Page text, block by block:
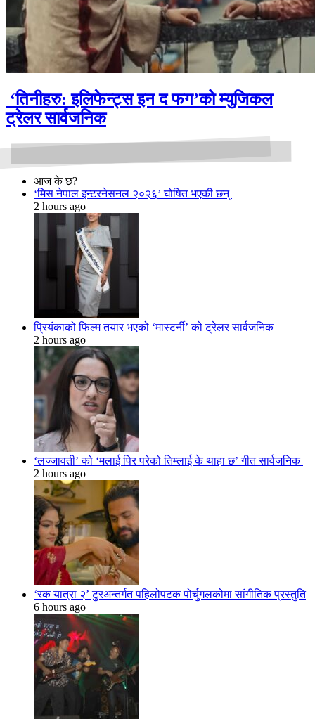
‘तिनीहरु: इलिफेन्ट्स इन द फग’को म्युजिकल
ट्रेलर सार्वजनिक
आज के छ?
‘मिस नेपाल इन्टरनेसनल २०२६’ घोषित भएकी छन्
2 hours ago
प्रियंकाको फिल्म तयार भएको ‘मास्टर्नी’ को ट्रेलर सार्वजनिक
2 hours ago
‘लज्जावती’ को ‘मलाई पिर परेको तिम्लाई के थाहा छ’ गीत सार्वजनिक
2 hours ago
‘रक यात्रा २’ टुरअन्तर्गत पहिलोपटक पोर्चुगलकोमा सांगीतिक प्रस्तुति
6 hours ago